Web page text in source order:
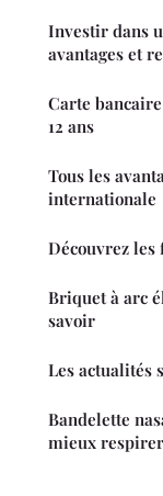
Investir dans
avantages et
Carte
12 ans
Tous les
internationale
Découvrez les
Briquet à arc
savoir
Les actualités
Bandelette
mieux respirer